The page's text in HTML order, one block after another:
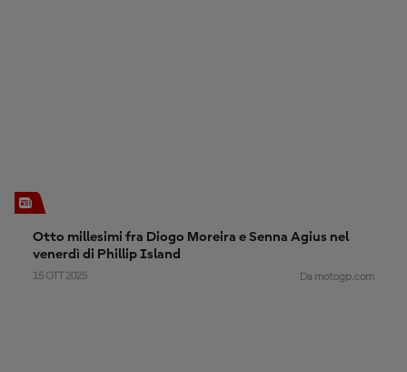
Otto millesimi fra Diogo Moreira e Senna Agius nel
venerdì di Phillip Island
15 OTT 2025 Da motogp.com